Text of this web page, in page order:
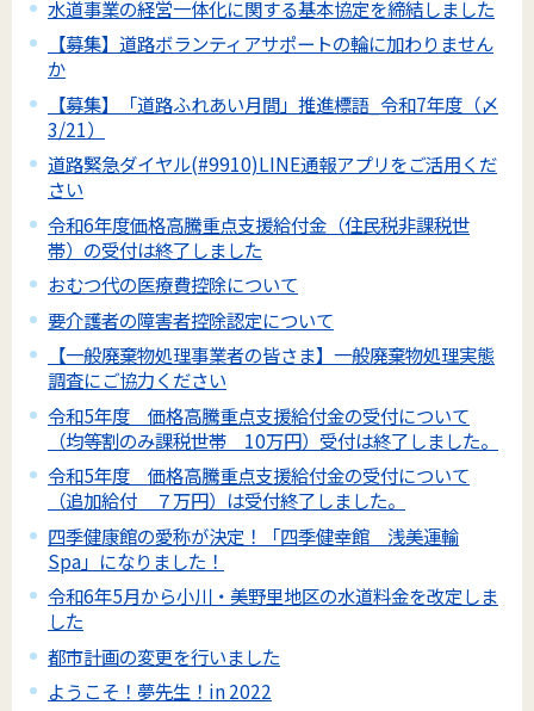
水道事業の経営一体化に関する基本協定を締結しました
【募集】道路ボランティアサポートの輪に加わりません
か
【募集】「道路ふれあい月間」推進標語_令和7年度（〆
3/21）
道路緊急ダイヤル(#9910)LINE通報アプリをご活用くだ
さい
令和6年度価格高騰重点支援給付金（住民税非課税世
帯）の受付は終了しました
おむつ代の医療費控除について
要介護者の障害者控除認定について
【一般廃棄物処理事業者の皆さま】一般廃棄物処理実態
調査にご協力ください
令和5年度 価格高騰重点支援給付金の受付について
（均等割のみ課税世帯 10万円）受付は終了しました。
令和5年度 価格高騰重点支援給付金の受付について
（追加給付 ７万円）は受付終了しました。
四季健康館の愛称が決定！「四季健幸館 浅美運輸
Spa」になりました！
令和6年5月から小川・美野里地区の水道料金を改定しま
した
都市計画の変更を行いました
ようこそ！夢先生！in 2022